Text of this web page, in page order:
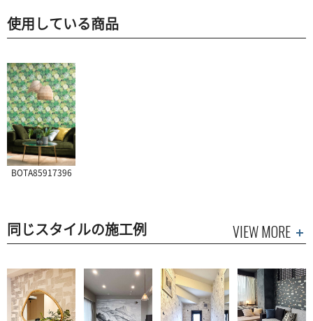
使用している商品
BOTA85917396
同じスタイルの施工例 VIEW MORE